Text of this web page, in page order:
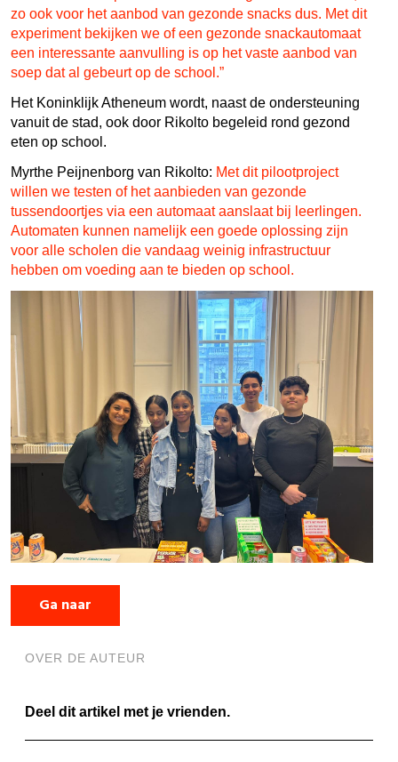
zo ook voor het aanbod van gezonde snacks dus. Met dit
experiment bekijken we of een gezonde snackautomaat
een interessante aanvulling is op het vaste aanbod van
soep dat al gebeurt op de school.”
Het Koninklijk Atheneum wordt, naast de ondersteuning
vanuit de stad, ook door Rikolto begeleid rond gezond
eten op school.
Myrthe Peijnenborg van Rikolto: Met dit pilootproject
willen we testen of het aanbieden van gezonde
tussendoortjes via een automaat aanslaat bij leerlingen.
Automaten kunnen namelijk een goede oplossing zijn
voor alle scholen die vandaag weinig infrastructuur
hebben om voeding aan te bieden op school.
Ga naar
OVER DE AUTEUR
Deel dit artikel met je vrienden.